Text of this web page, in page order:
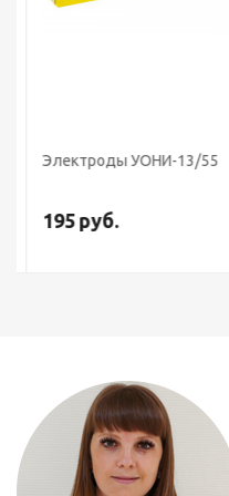
Электроды УОНИ-13/55
195руб.